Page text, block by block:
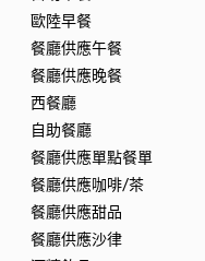
歐陸早餐
餐廳供應午餐
餐廳供應晚餐
西餐廳
自助餐廳
餐廳供應單點餐單
餐廳供應咖啡/茶
餐廳供應甜品
餐廳供應沙律